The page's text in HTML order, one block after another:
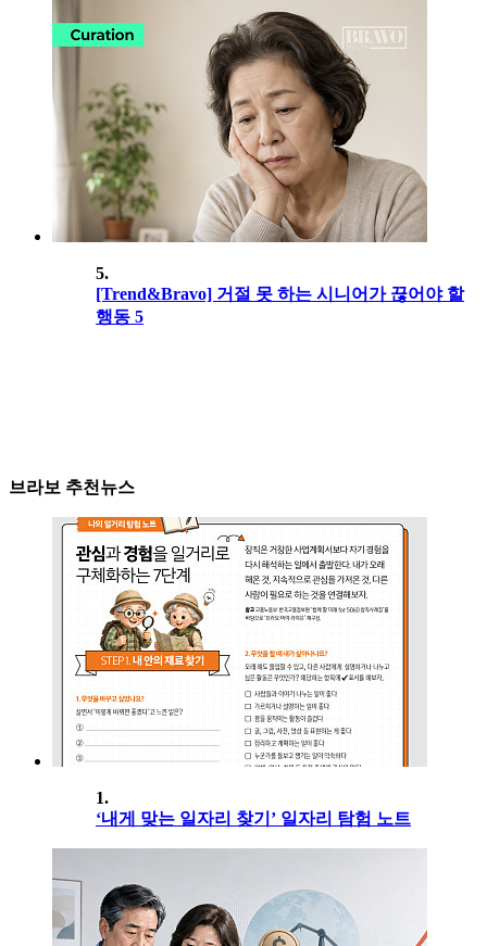
5.
[Trend&Bravo] 거절 못 하는 시니어가 끊어야 할
행동 5
브라보 추천뉴스
1.
‘내게 맞는 일자리 찾기’ 일자리 탐험 노트